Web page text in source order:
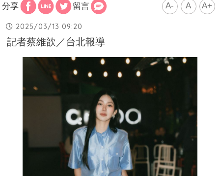
分享 留言 A- A A+
2025/03/13 09:20
記者蔡維歆／台北報導